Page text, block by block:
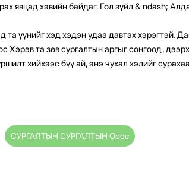
явцад хэвийн байдаг. Гол зүйл & ndash;
үүнийг хэд хэдэн удаа давтах хэрэгтэй.
Хэрэв та зөв сургалтын аргыг сонгоод,
хийхээс бүү ай, энэ чухал хэлийг
СУРГАЛТЫН СУРГАЛТЫН Орос